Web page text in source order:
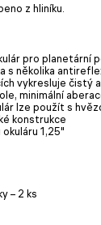
z hliníku.
pro planetární
s několika
vykresluje čistý
minimální
lze použít s
konstrukce
1,25"
– 2 ks